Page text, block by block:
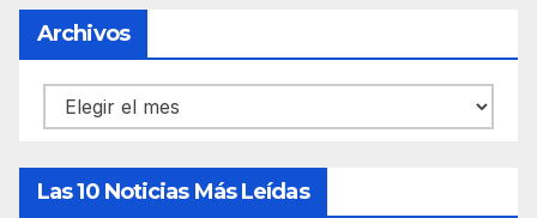
Archivos
Archivos
Las 10 Noticias Más Leídas